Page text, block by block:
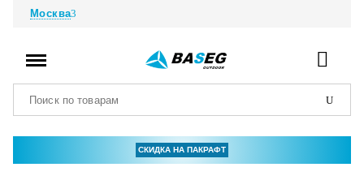
Москва
СКИДКА НА ПАКРАФТ